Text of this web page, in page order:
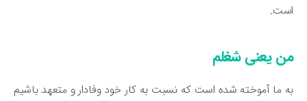
یعنی شغلم
ما آموخته شده است که نسبت به کار خود وفادار و متعهد باشیم